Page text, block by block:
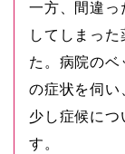
一方、間違っ
してしまっ
た。病院のベ
の症状を伺い
少し症候に
す。